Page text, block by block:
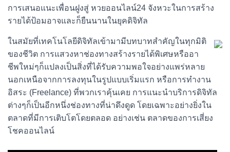
การเสนอแนะเพื่อนฝูงสู่ หวยออนไลน์24 จังหวะในการสร้าง
รายได้ป้อมอาจและก็ยืนนานในยุคดิจิทัล
ในสมัยที่เทคโนโลยีดิจิทัลเข้ามามีบทบาทสำคัญในทุกมิติ
ของชีวิต การแสวงหาช่องทางสร้างรายได้พิเศษหรืออา
ชีพใหม่ๆก็แปลงเป็นสิ่งที่ได้รับความพอใจอย่างแพร่หลาย
นอกเหนือจากการลงทุนในรูปแบบเริ่มแรก หรือการทำงาน
อิสระ (Freelance) ที่พวกเราคุ้นเคย การแนะนำบริการดิจิทัล
ต่างๆก็เป็นอีกหนึ่งช่องทางที่น่าดึงดูด โดยเฉพาะอย่างยิ่งใน
ตลาดที่มีการเติบโตโดยตลอด อย่างเช่น ตลาดของการเสี่ยง
โชคออนไลน์